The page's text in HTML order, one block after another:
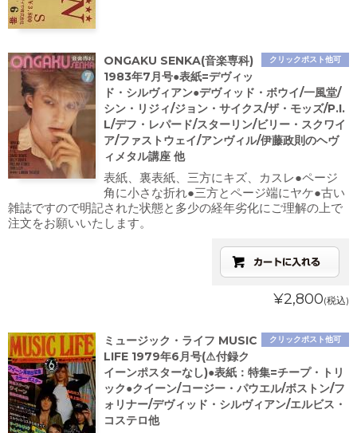
クリックポスト他可
ONGAKU SENKA(音楽専科)
1983年7月号●表紙=デヴィッ
ド・シルヴィアン●デヴィッド・ボウイ/一風堂/
シン・リジィ/ジョン・サイクス/ザ・モッズ/P.I.
L/デフ・レパード/スターリン/ビリー・スクワイ
ア/ファストウェイ/アンヴィル/伊藤政則のヘヴ
ィメタル講座 他
表紙、裏表紙、三方にキズ、カスレ●ページ
角に小さな折れ●三方とページ端にヤケ●古い
雑誌ですので明記された状態と多少の経年劣化にご理解の上で
注文をお願いいたします。
¥2,800(税込)
クリックポスト他可
ミュージック・ライフ MUSIC
LIFE 1979年6月号(⚠付録ク
イーンポスターなし)●表紙：特集=チープ・トリ
ック●クイーン/コージー・パウエル/ボストン/フ
ォリナー/デヴィッド・シルヴィアン/エルビス・
コステロ他